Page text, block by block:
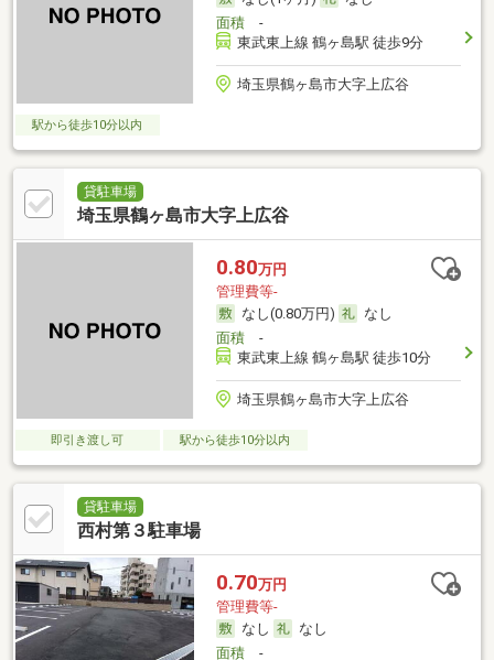
面積-
東武東上線 鶴ヶ島駅 徒歩9分
埼玉県鶴ヶ島市大字上広谷
駅から徒歩10分以内
貸駐車場
埼玉県鶴ヶ島市大字上広谷
0.80万円
管理費等-
なし(0.80万円)
なし
面積-
東武東上線 鶴ヶ島駅 徒歩10分
埼玉県鶴ヶ島市大字上広谷
即引き渡し可 駅から徒歩10分以内
貸駐車場
西村第３駐車場
0.70万円
管理費等-
なし
なし
面積-